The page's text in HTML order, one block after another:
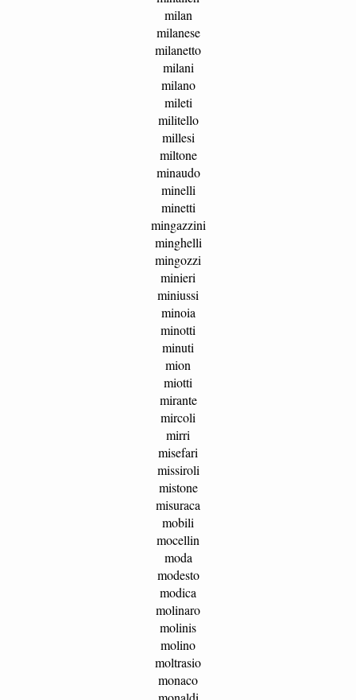
milan
milanese
milanetto
milani
milano
mileti
militello
millesi
miltone
minaudo
minelli
minetti
mingazzini
minghelli
mingozzi
minieri
miniussi
minoia
minotti
minuti
mion
miotti
mirante
mircoli
mirri
misefari
missiroli
mistone
misuraca
mobili
mocellin
moda
modesto
modica
molinaro
molinis
molino
moltrasio
monaco